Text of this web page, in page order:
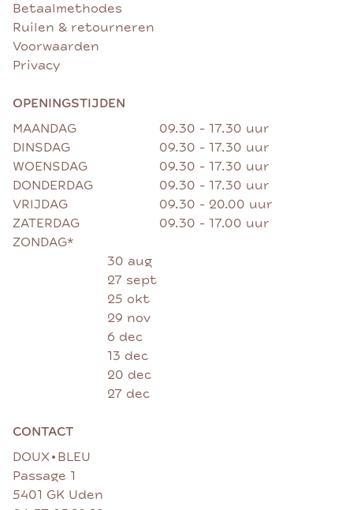
Betaalmethodes
Ruilen & retourneren
Voorwaarden
Privacy
OPENINGSTIJDEN
MAANDAG
09.30 - 17.30 uur
DINSDAG
09.30 - 17.30 uur
WOENSDAG
09.30 - 17.30 uur
DONDERDAG
09.30 - 17.30 uur
VRIJDAG
09.30 - 20.00 uur
ZATERDAG
09.30 - 17.00 uur
ZONDAG*
30 aug
27 sept
25 okt
29 nov
6 dec
13 dec
20 dec
27 dec
CONTACT
DOUX • BLEU
Passage 1
5401 GK Uden